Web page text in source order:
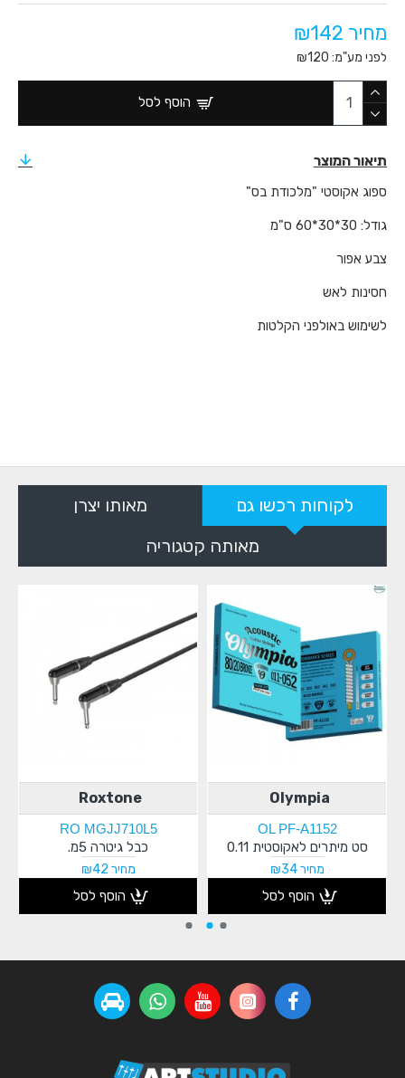
מחיר ₪142
לפני מע"מ: ₪120
הוסף לסל
תיאור המוצר
ספוג אקוסטי "מלכודת בס"
גודל: 30*30*60 ס"מ
צבע אפור
חסינות לאש
לשימוש באולפני הקלטות
לקוחות רכשו גם
מאותו יצרן
מאותה קטגוריה
Olympia
OL PF-A1152
סט מיתרים לאקוסטית 0.11
מחיר ₪34
הוסף לסל
Roxtone
RO MGJJ710L5
כבל גיטרה 5מ.
מחיר ₪42
הוסף לסל